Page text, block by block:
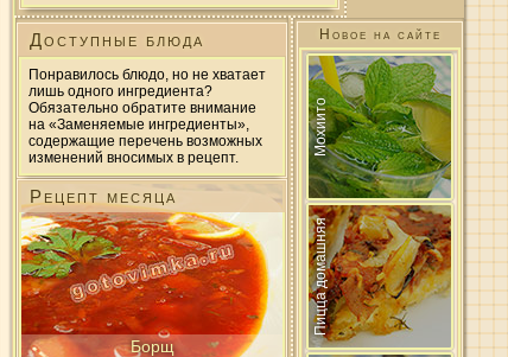
Доступные блюда
Понравилось блюдо, но не хватает
лишь одного ингредиента?
Обязательно обратите внимание
на «Заменяемые ингредиенты»,
содержащие перечень возможных
изменений вносимых в рецепт.
Рецепт месяца
Борщ
Новое на сайте
Мохиито
Пицца домашняя